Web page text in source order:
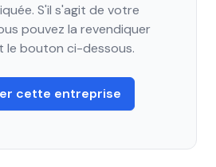
S'il s'agit de votre
pouvez la revendiquer
le bouton ci-dessous.
cette entreprise